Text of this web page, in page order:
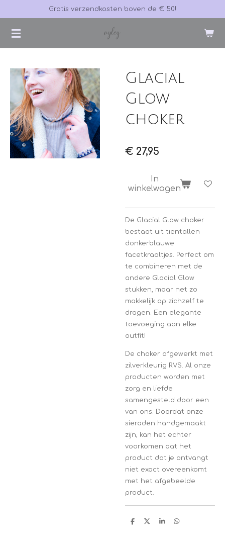
naar
Gratis verzendkosten boven de € 50!
Glacial
Glow
choker
€ 27,95
In
winkelwagen
De Glacial Glow choker
bestaat uit tientallen
donkerblauwe
facetkraaltjes. Perfect om
te combineren met de
andere Glacial Glow
stukken, maar net zo
makkelijk op zichzelf te
dragen. Een elegante
toevoeging aan elke
outfit!
De choker afgewerkt met
zilverkleurig RVS. Al onze
producten worden met
zorg en liefde
samengesteld door een
van ons. Doordat onze
sieraden handgemaakt
zijn, kan het echter
voorkomen dat het
product dat je ontvangt
niet exact overeenkomt
met het afgebeelde
product.
D
D
S
D